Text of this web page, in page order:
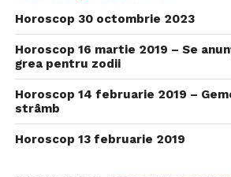
Horoscop 30 octombrie 2023
Horoscop 16 martie 2019 – Se
grea pentru zodii
Horoscop 14 februarie 2019 –
strâmb
Horoscop 13 februarie 2019